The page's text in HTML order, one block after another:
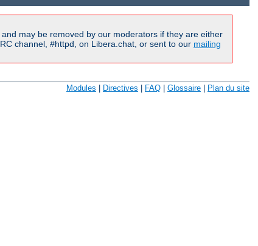
may be removed by our moderators if they are either
channel, #httpd, on Libera.chat, or sent to our mailing
Modules Directives FAQ Glossaire Plan du site